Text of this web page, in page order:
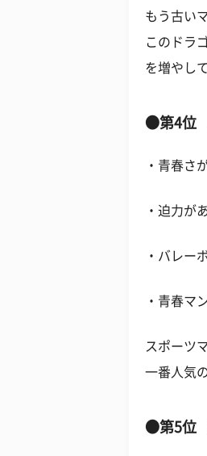
もう古い
このドラ
を増やし
●第4位
・青春さ
・迫力が
・バレー
・青春マ
スポーツ
一番人気
●第5位